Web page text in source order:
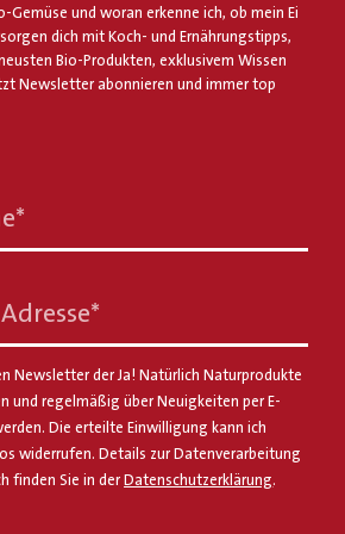
Gemüse und woran erkenne ich, ob mein Ei
dich mit Koch- und Ernährungstipps,
Bio-Produkten, exklusivem Wissen
Newsletter abonnieren und immer top
*
*
Newsletter der Ja! Natürlich Naturprodukte
und regelmäßig über Neuigkeiten per E-
Die erteilte Einwilligung kann ich
widerrufen. Details zur Datenverarbeitung
finden Sie in derDatenschutzerklärung.